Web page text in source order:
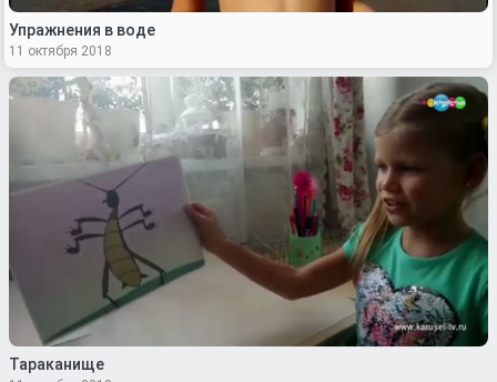
Упражнения в воде
11 октября 2018
Тараканище